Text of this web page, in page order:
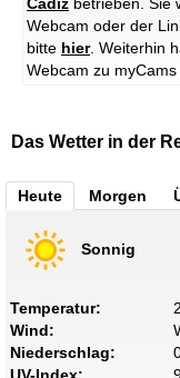
Cádiz betrieben. Sie
Webcam oder der
bitte hier. Weiterhin
Webcam zu
Das Wetter in der
Heute Morgen
Sonnig
Temperatur:
Wind:
Niederschlag: